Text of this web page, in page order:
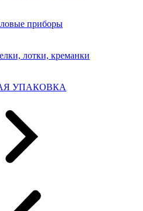
приборы
лотки, креманки
УПАКОВКА